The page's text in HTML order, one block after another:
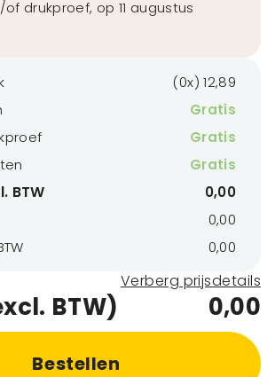
drukproef, op 11 augustus
(0x) 12,89
Gratis
Gratis
Gratis
BTW
0,00
0,00
0,00
Verberg prijsdetails
BTW) 0,00
Bestellen